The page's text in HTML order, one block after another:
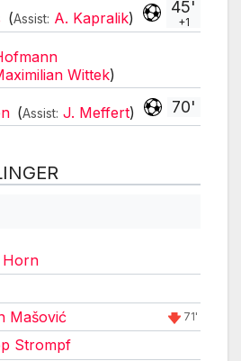
45'
+1
(Assist: A. Kapralik)
Wittek)
70'
(Assist: J. Meffert)
Horn
Mašović 71'
Strompf